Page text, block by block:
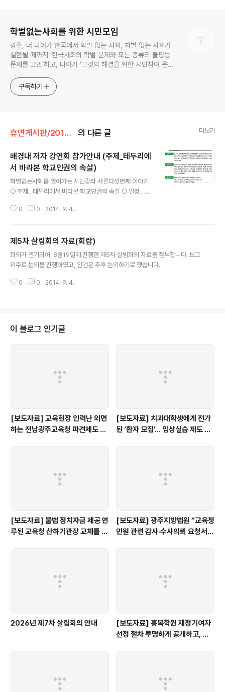
학벌없는사회를 위한 시민모임
광주, 더 나아가 한국에서 학벌 없는 사회, 차별 없는 사회가
실현될 때까지 ‘한국사회의 학벌 문제와 모든 종류의 불평등
문제를 고민’하고, 나아가 ‘그것의 해결을 위한 시민참여 운
구독하기
휴면게시판/2013~15년 활동소식 의 다른 글 더보기
배경내 저자 강연회 참가안내 (주제_테두리에
서 바라본 학교인권의 속살)
학벌없는사회를 열어가는 시민강좌 서른다섯번째 이야기
○ 주제_ 테두리에서 바라본 학교인권의 속살 ○ 일정_ 20
강사_ 배경내 인권교육센터 들 상임활동가, 청소년노동인
례가 선포된 지금 학생인권은 학교현장에서 어떤 얼굴을
하고 있는지. 학교 안에서 교육과 인권의 가치는 어떻게 충
돌하고 있는지. 이 두려움과 혼란을 넘어 학생인권이 학교
자리. ○ 미리 보기 인권운동가들은 학생인권과 관련해 늘
0 0 2014. 9. 4.
제5차 살림회의 자료(회람)
회의가 연기되어, 8월19일에 진행한 제5차 살림회의 자료를 첨부합니다. 보고
위주로 논의를 진행하였고, 안건은 추후 논의하기로 했습니다.
0 0 2014. 9. 4.
이 블로그 인기글
[보도자료] 교육현장 인력난 외면
하는 전남광주교육청 파견제도 재
[보도자료] 치과대학생에게 전가
된 ‘환자 모집’… 임상실습 제도 개
[보도자료] 불법 정치자금 제공 연
루된 교육청 산하기관장 교체를 촉
[보도자료] 광주지방법원 “교육청
민원 관련 감사·수사의뢰 요청서,
2026년 제7차 살림회의 안내
[보도자료] 홍복학원 재정기여자
선정 절차 투명하게 공개하고, 철